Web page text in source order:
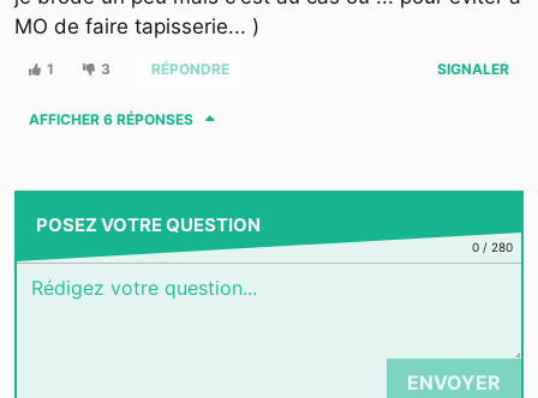
MO de faire tapisserie... )
1 3 RÉPONDRE SIGNALER
AFFICHER 6 RÉPONSES
POSEZ VOTRE QUESTION
0/ 280
ENVOYER